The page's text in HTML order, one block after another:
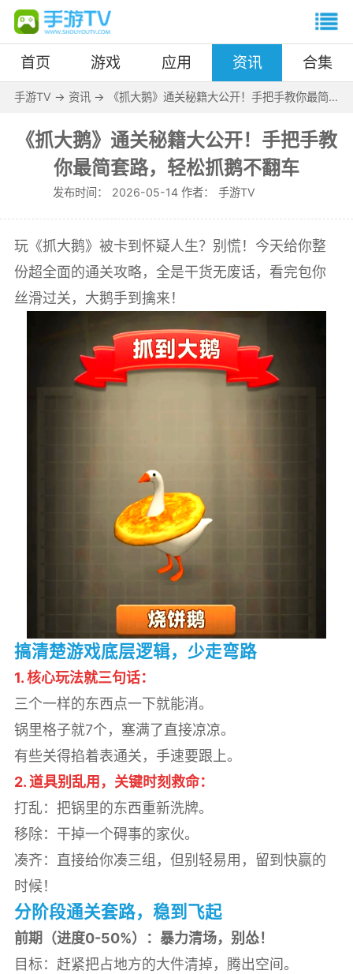
首页 游戏 应用 资讯 合集
手游TV -> 资讯->
《抓大鹅》通关秘籍大公开！手把手教你最简
《抓大鹅》通关秘籍大公开！手把手教
你最简套路，轻松抓鹅不翻车
发布时间： 2026-05-14 作者： 手游TV
玩《抓大鹅》被卡到怀疑人生？别慌！今天给你整
份超全面的通关攻略，全是干货无废话，看完包你
丝滑过关，大鹅手到擒来！
搞清楚游戏底层逻辑，少走弯路
1. 核心玩法就三句话：
三个一样的东西点一下就能消。
锅里格子就7个，塞满了直接凉凉。
有些关得掐着表通关，手速要跟上。
2. 道具别乱用，关键时刻救命：
打乱：把锅里的东西重新洗牌。
移除：干掉一个碍事的家伙。
凑齐：直接给你凑三组，但别轻易用，留到快赢的
时候！
分阶段通关套路，稳到飞起
前期（进度0-50%）：暴力清场，别怂！
目标：赶紧把占地方的大件清掉，腾出空间。